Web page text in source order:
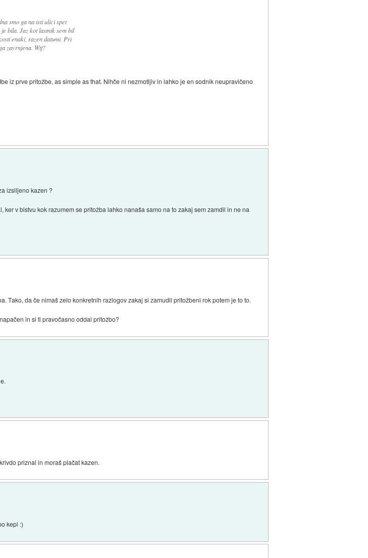
smo ga na isti ulici spet
bila. Jaz kot lastnik sem bil
enaki, razen datumi. Pri
zavrnjena. Wtf?
iz prve pritožbe, as simple as that. Nihče ni nezmotljiv in lahko je en sodnik neupravičeno
izsiljeno kazen ?
v bistvu kok razumem se pritožba lahko nanaša samo na to zakaj sem zamdil in ne na
Tako, da če nimaš zelo konkretnih razlogov zakaj si zamudil pritožbeni rok potem je to to.
in si ti pravočasno oddal pritožbo?
priznal in moraš plačat kazen.
kepi :)